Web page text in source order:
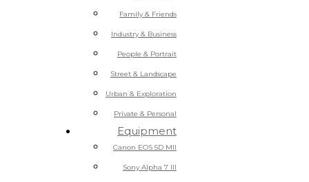
Family & Friends
Industry & Business
People & Portrait
Street & Landscape
Urban & Exploration
Private & Personal
Equipment
Canon EOS 5D MII
Sony Alpha 7 III